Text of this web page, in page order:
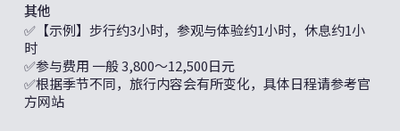
其他
✅【示例】步行约3小时，参观与体验约1小时，休息约1小
时
✅参与费用 一般 3,800～12,500日元
✅根据季节不同，旅行内容会有所变化，具体日程请参考官
方网站